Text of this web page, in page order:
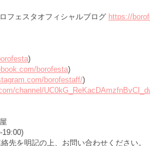
フェスタオフィシャルブログ https://
)
borofesta)
borofestaff/)
channel/
19:00)
先を明記の上、お問い合わせください。